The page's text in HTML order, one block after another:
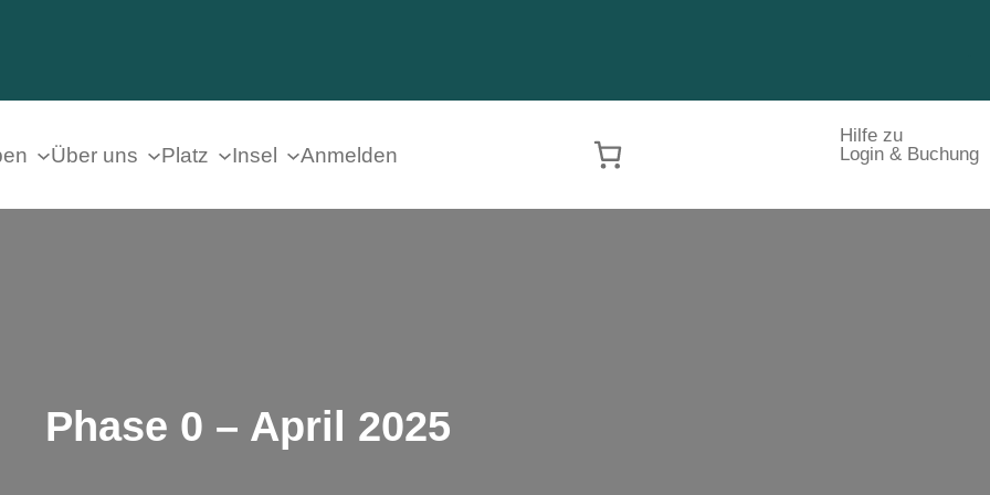
Über uns Platz Insel Anmelden
Hilfe zu
Login & Buchung
Phase 0 – April 2025